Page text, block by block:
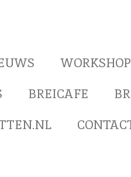
WORKSHOP
BREICAFE